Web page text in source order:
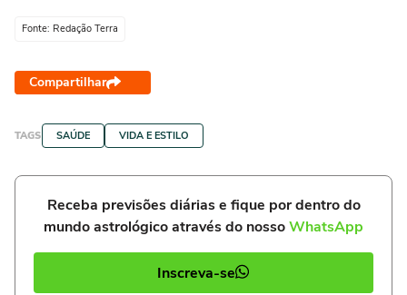
Fonte: Redação Terra
Compartilhar
TAGS SAÚDE VIDA E ESTILO
Receba previsões diárias e fique por dentro do
mundo astrológico através do nossoWhatsApp
Inscreva-se